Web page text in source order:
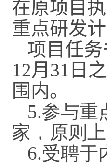
在原项目
重点研发计
项目任
12月 31 日
围内。
5.参与重
家，原则
6.受聘于